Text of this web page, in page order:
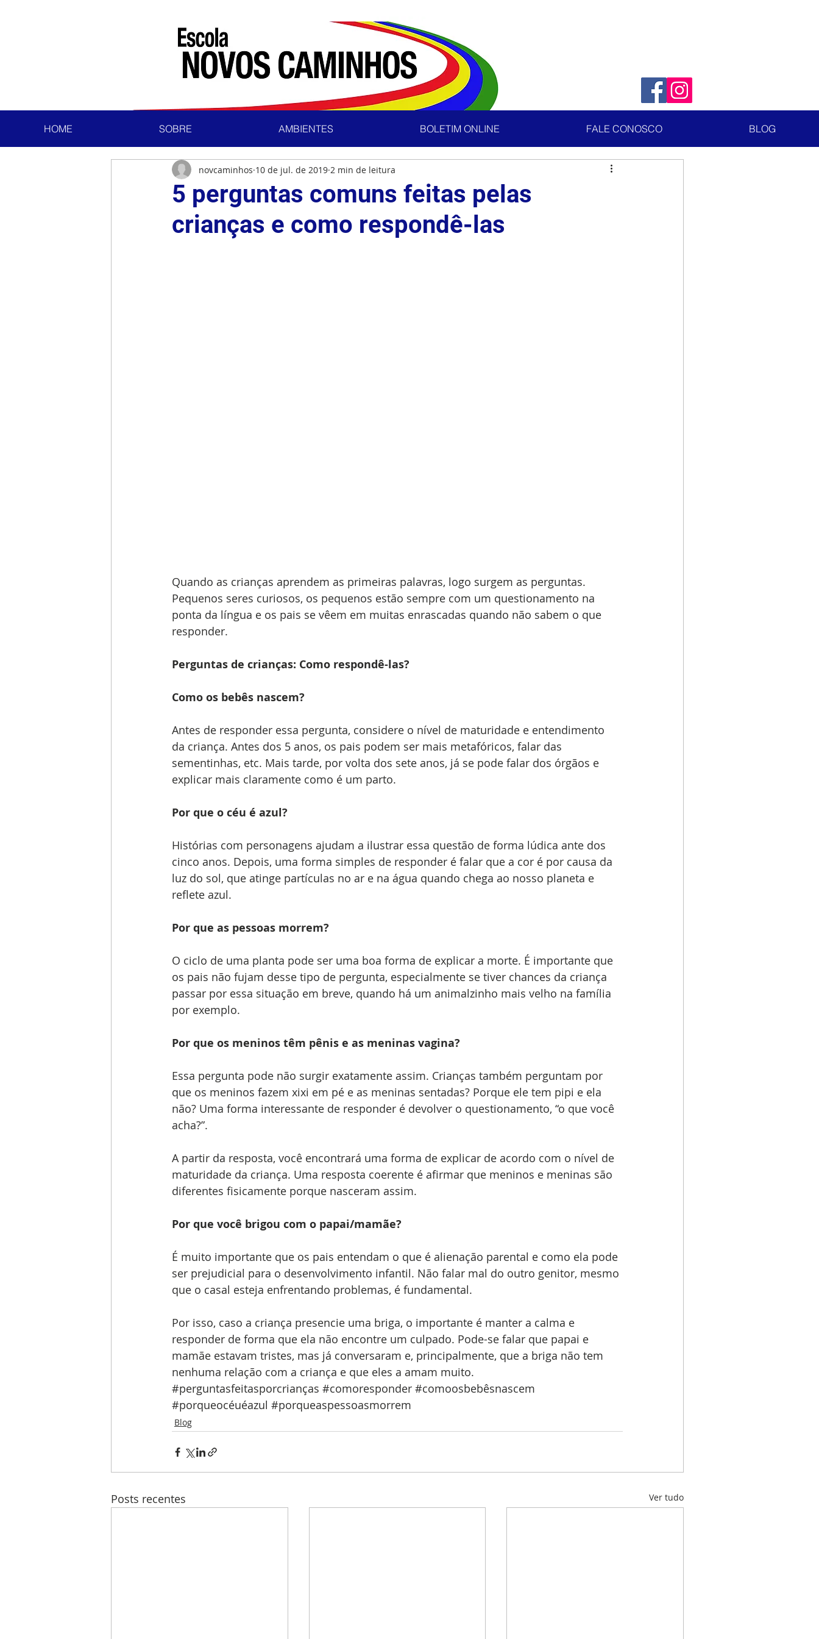
HOME SOBRE AMBIENTES BOLETIM ONLINE FALE CONOSCO BLOG
5 perguntas comuns feitas pelas
crianças e como respondê-las
novcaminhos 10 de jul. de 2019 2 min de leitura
Quando as crianças aprendem as primeiras palavras, logo surgem as perguntas.
Pequenos seres curiosos, os pequenos estão sempre com um questionamento na
ponta da língua e os pais se vêem em muitas enrascadas quando não sabem o que
responder.
Perguntas de crianças: Como respondê-las?
Como os bebês nascem?
Antes de responder essa pergunta, considere o nível de maturidade e entendimento
da criança. Antes dos 5 anos, os pais podem ser mais metafóricos, falar das
sementinhas, etc. Mais tarde, por volta dos sete anos, já se pode falar dos órgãos e
explicar mais claramente como é um parto.
Por que o céu é azul?
Histórias com personagens ajudam a ilustrar essa questão de forma lúdica ante dos
cinco anos. Depois, uma forma simples de responder é falar que a cor é por causa da
luz do sol, que atinge partículas no ar e na água quando chega ao nosso planeta e
reflete azul.
Por que as pessoas morrem?
O ciclo de uma planta pode ser uma boa forma de explicar a morte. É importante que
os pais não fujam desse tipo de pergunta, especialmente se tiver chances da criança
passar por essa situação em breve, quando há um animalzinho mais velho na família
por exemplo.
Por que os meninos têm pênis e as meninas vagina?
Essa pergunta pode não surgir exatamente assim. Crianças também perguntam por
que os meninos fazem xixi em pé e as meninas sentadas? Porque ele tem pipi e ela
não? Uma forma interessante de responder é devolver o questionamento, “o que você
acha?”.
A partir da resposta, você encontrará uma forma de explicar de acordo com o nível de
maturidade da criança. Uma resposta coerente é afirmar que meninos e meninas são
diferentes fisicamente porque nasceram assim.
Por que você brigou com o papai/mamãe?
É muito importante que os pais entendam o que é alienação parental e como ela pode
ser prejudicial para o desenvolvimento infantil. Não falar mal do outro genitor, mesmo
que o casal esteja enfrentando problemas, é fundamental.
Por isso, caso a criança presencie uma briga, o importante é manter a calma e
responder de forma que ela não encontre um culpado. Pode-se falar que papai e
mamãe estavam tristes, mas já conversaram e, principalmente, que a briga não tem
nenhuma relação com a criança e que eles a amam muito.
#perguntasfeitasporcrianças #comoresponder #comoosbebêsnascem
#porqueocéuéazul #porqueaspessoasmorrem
Blog
Posts recentes Ver tudo